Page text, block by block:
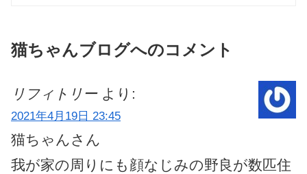
猫ちゃんブログへのコメント
リフィトリー より:
2021年4月19日 23:45
猫ちゃんさん
我が家の周りにも顔なじみの野良が数匹住